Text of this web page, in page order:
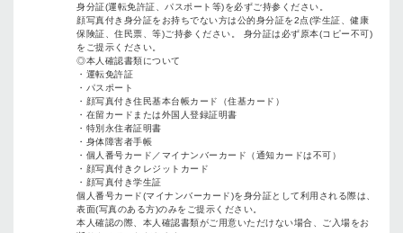
身分証(運転免許証、パスポート等)を必ずご持参ください。
顔写真付き身分証をお持ちでない方は公的身分証を2点(学生証、健康
保険証、住⺠票、等)ご持参ください。 身分証は必ず原本(コピー不可)
をご提示ください。
◎本人確認書類について
・運転免許証
・パスポート
・顔写真付き住民基本台帳カード（住基カード）
・在留カードまたは外国人登録証明書
・特別永住者証明書
・身体障害者手帳
・個人番号カード／マイナンバーカード（通知カードは不可）
・顔写真付きクレジットカード
・顔写真付き学生証
個人番号カード(マイナンバーカード)を身分証として利用される際は、
表面(写真のある方)のみをご提示ください。
本人確認の際、本人確認書類がご用意いただけない場合、ご入場をお